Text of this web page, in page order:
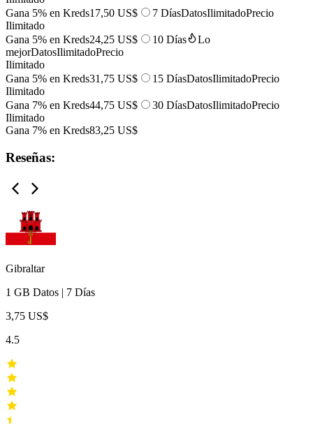
Gana 5% en Kreds17,50 US$ 7 DíasDatosIlimitadoPrecio
Ilimitado
Gana 5% en Kreds24,25 US$ 10 Días
Lo
mejorDatosIlimitadoPrecio
Ilimitado
Gana 5% en Kreds31,75 US$ 15 DíasDatosIlimitadoPrecio
Ilimitado
Gana 7% en Kreds44,75 US$ 30 DíasDatosIlimitadoPrecio
Ilimitado
Gana 7% en Kreds83,25 US$
Reseñas:
Gibraltar
1 GB Datos | 7 Días
3,75 US$
4.5